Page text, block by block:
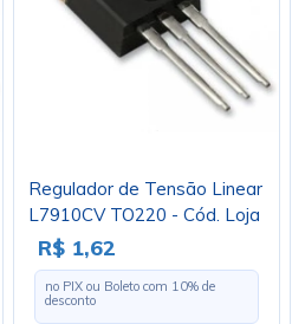
Regulador de Tensão Linear
L7910CV TO220 - Cód. Loja
4527
R$ 1,62
no PIX ou Boleto com 10% de
desconto